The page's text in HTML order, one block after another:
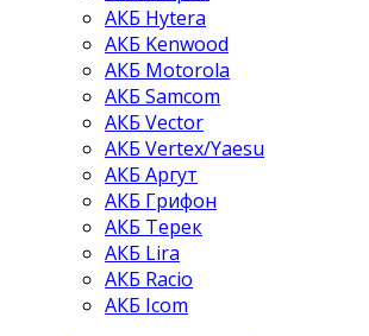
АКБ Hytera
АКБ Kenwood
АКБ Motorola
АКБ Samcom
АКБ Vector
АКБ Vertex/Yaesu
АКБ Аргут
АКБ Грифон
АКБ Терек
АКБ Lira
АКБ Racio
АКБ Icom